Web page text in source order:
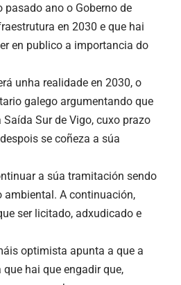
pasado ano o Goberno de
en 2030 e que hai
en publico a importancia do
unha realidade en 2030, o
galego argumentando que
Sur de Vigo, cuxo prazo
se coñeza a súa
a súa tramitación sendo
A continuación,
ser licitado, adxudicado e
optimista apunta a que a
hai que engadir que,